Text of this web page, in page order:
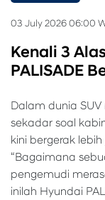
03 July 2026 06:00
Kenali 3
PALISADE
Dalam dunia
sekadar soal
kini bergerak
“Bagaimana
pengemudi
inilah Hyundai